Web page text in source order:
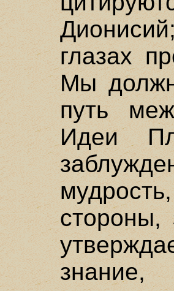
глазах
Мы
путь
Идеи
стороны,